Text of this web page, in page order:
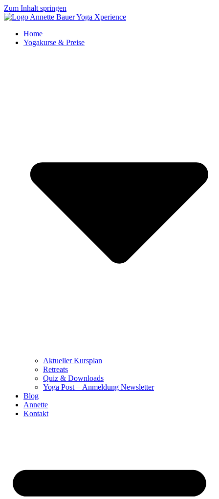
Zum Inhalt springen
Home
Yogakurse & Preise
Aktueller Kursplan
Retreats
Quiz & Downloads
Yoga Post – Anmeldung Newsletter
Blog
Annette
Kontakt